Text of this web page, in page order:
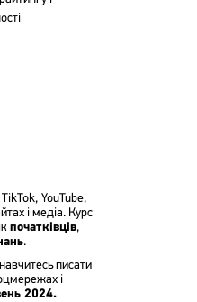
YouTube,
і медіа. Курс
початківців,
.
писати
і
2024.